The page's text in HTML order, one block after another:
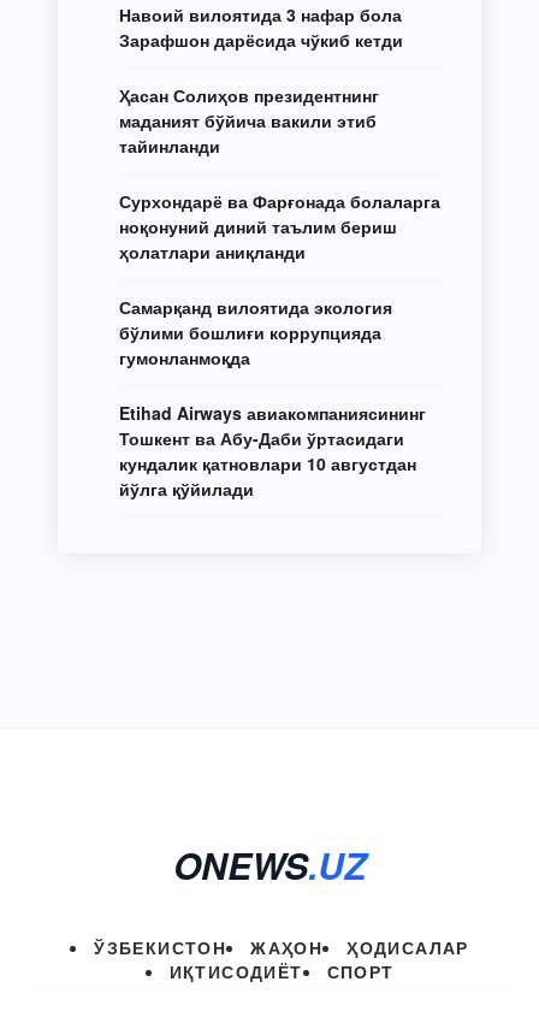
Навоий вилоятида 3 нафар бола
Зарафшон дарёсида чўкиб кетди
Ҳасан Солиҳов президентнинг
маданият бўйича вакили этиб
тайинланди
Сурхондарё ва Фарғонада болаларга
ноқонуний диний таълим бериш
ҳолатлари аниқланди
Самарқанд вилоятида экология
бўлими бошлиғи коррупцияда
гумонланмоқда
Etihad Airways авиакомпаниясининг
Тошкент ва Абу-Даби ўртасидаги
кундалик қатновлари 10 августдан
йўлга қўйилади
ONEWS.UZ
ЎЗБЕКИСТОН ЖАҲОН
ҲОДИСАЛАР
ИҚТИСОДИЁТ
СПОРТ